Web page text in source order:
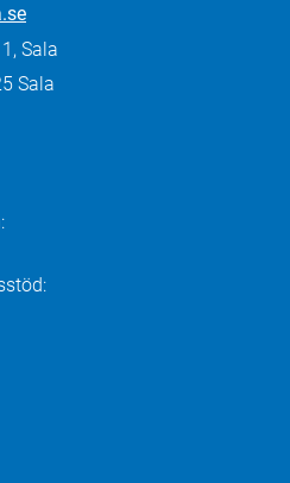
Sala
Sala